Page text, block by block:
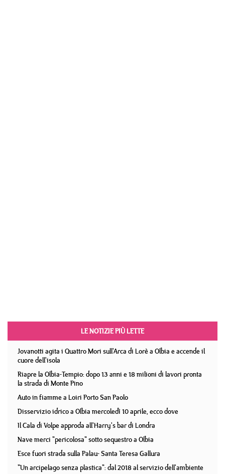
LE NOTIZIE PIÙ LETTE
Jovanotti agita i Quattro Mori sull'Arca di Lorè a Olbia e accende il
cuore dell'isola
Riapre la Olbia-Tempio: dopo 13 anni e 18 milioni di lavori pronta
la strada di Monte Pino
Auto in fiamme a Loiri Porto San Paolo
Disservizio idrico a Olbia mercoledì 10 aprile, ecco dove
Il Cala di Volpe approda all'Harry's bar di Londra
Nave merci "pericolosa" sotto sequestro a Olbia
Esce fuori strada sulla Palau- Santa Teresa Gallura
"Un arcipelago senza plastica": dal 2018 al servizio dell'ambiente